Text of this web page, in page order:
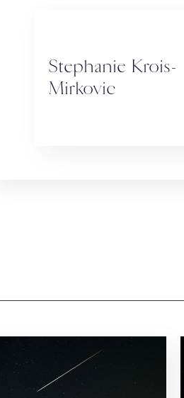
Stephanie Krois-
Mirkovic